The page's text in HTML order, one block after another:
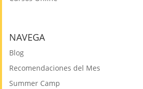
NAVEGA
Blog
Recomendaciones del Mes
Summer Camp